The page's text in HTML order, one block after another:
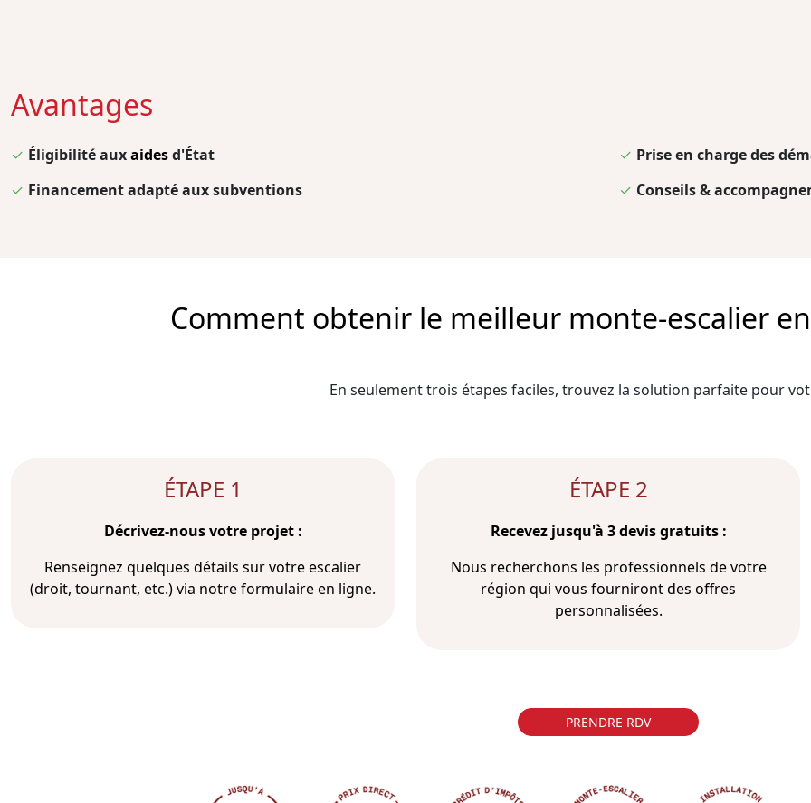
Avantages
✓ Éligibilité auxaidesd'État
✓ Financement adapté aux subventions
✓ Prise en charge des
✓ Conseils &
Comment obtenir le meilleur monte-escalier
En seulement trois étapes faciles, trouvez la solution parfaite pour
ÉTAPE 1
Décrivez-nous votre projet :
Renseignez quelques détails sur votre escalier
(droit, tournant, etc.) via notre formulaire en ligne.
ÉTAPE 2
Recevez jusqu'à 3 devis gratuits :
Nous recherchons les professionnels de votre
région qui vous fourniront des offres
personnalisées.
PRENDRE RDV